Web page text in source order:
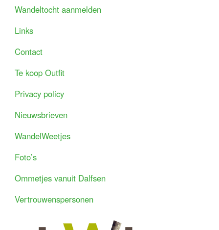
Wandeltocht aanmelden
Links
Contact
Te koop Outfit
Privacy policy
Nieuwsbrieven
WandelWeetjes
Foto’s
Ommetjes vanuit Dalfsen
Vertrouwenspersonen